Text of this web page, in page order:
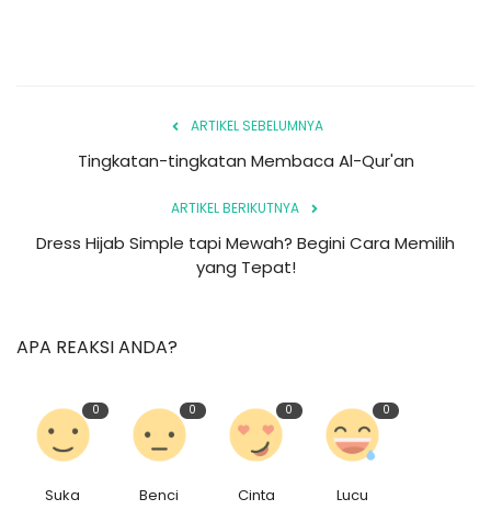
ARTIKEL SEBELUMNYA
Tingkatan-tingkatan Membaca Al-Qur'an
ARTIKEL BERIKUTNYA
Dress Hijab Simple tapi Mewah? Begini Cara Memilih
yang Tepat!
APA REAKSI ANDA?
0
Suka
0
Benci
0
Cinta
0
Lucu